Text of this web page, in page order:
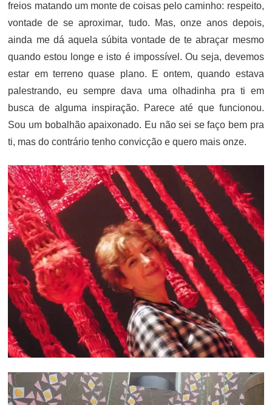
freios matando um monte de coisas pelo caminho: respeito,
vontade de se aproximar, tudo. Mas, onze anos depois,
ainda me dá aquela súbita vontade de te abraçar mesmo
quando estou longe e isto é impossível. Ou seja, devemos
estar em terreno quase plano. E ontem, quando estava
palestrando, eu sempre dava uma olhadinha pra ti em
busca de alguma inspiração. Parece até que funcionou.
Sou um bobalhão apaixonado. Eu não sei se faço bem pra
ti, mas do contrário tenho convicção e quero mais onze.